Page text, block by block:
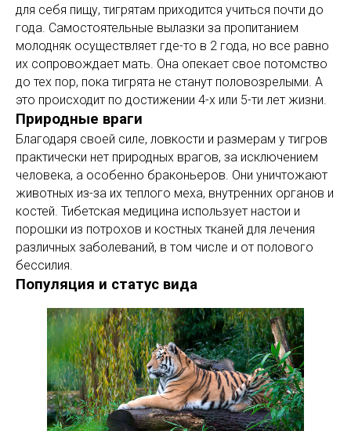
для себя пищу, тигрятам приходится учиться почти до
года. Самостоятельные вылазки за пропитанием
молодняк осуществляет где-то в 2 года, но все равно
их сопровождает мать. Она опекает свое потомство
до тех пор, пока тигрята не станут половозрелыми. А
это происходит по достижении 4-х или 5-ти лет жизни.
Природные враги
Благодаря своей силе, ловкости и размерам у тигров
практически нет природных врагов, за исключением
человека, а особенно браконьеров. Они уничтожают
животных из-за их теплого меха, внутренних органов и
костей. Тибетская медицина использует настои и
порошки из потрохов и костных тканей для лечения
различных заболеваний, в том числе и от полового
бессилия.
Популяция и статус вида